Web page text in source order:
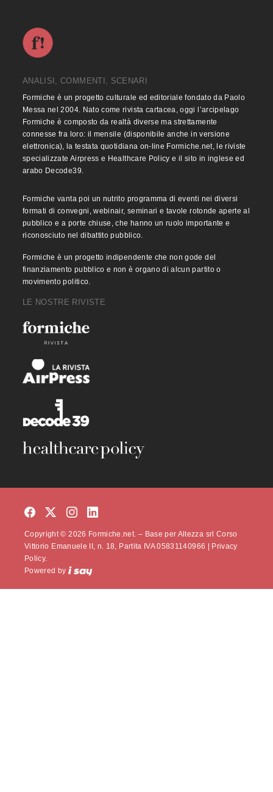
ANALISI, COMMENTI, SCENARI
Formiche è un progetto culturale ed editoriale fondato da Paolo
Messa nel 2004. Nato come rivista cartacea, oggi l’arcipelago
Formiche è composto da realtà diverse ma strettamente
connesse fra loro: il mensile (disponibile anche in versione
elettronica), la testata quotidiana on-line Formiche.net, le riviste
specializzate Airpress e Healthcare Policy e il sito in inglese ed
arabo Decode39.
Formiche vanta poi un nutrito programma di eventi nei diversi
formati di convegni, webinair, seminari e tavole rotonde aperte al
pubblico e a porte chiuse, che hanno un ruolo importante e
riconosciuto nel dibattito pubblico.
Formiche è un progetto indipendente che non gode del
finanziamento pubblico e non è organo di alcun partito o
movimento politico.
LE NOSTRE RIVISTE
Copyright © 2026 Formiche.net. – Base per Altezza srl Corso
Vittorio Emanuele II, n. 18, Partita IVA 05831140966 |
Privacy
Policy.
Powered by